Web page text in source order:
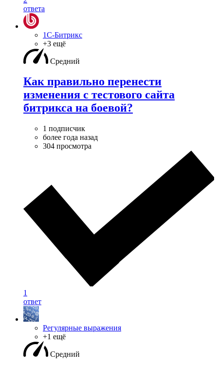
ответа
1С-Битрикс
+3 ещё
Средний
Как правильно перенести
изменения с тестового сайта
битрикса на боевой?
1 подписчик
более года назад
304 просмотра
1
ответ
Регулярные выражения
+1 ещё
Средний